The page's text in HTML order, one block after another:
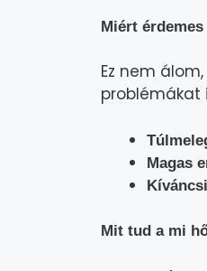
Miért
Ez nem
problémákat
Magas
Mit tud a mi